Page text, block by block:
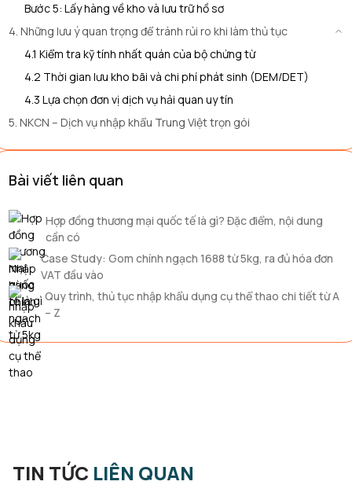
Bước 5: Lấy hàng về kho và lưu trữ hồ sơ
4. Những lưu ý quan trọng để tránh rủi ro khi làm thủ tục
4.1 Kiểm tra kỹ tính nhất quán của bộ chứng từ
4.2 Thời gian lưu kho bãi và chi phí phát sinh (DEM/DET)
4.3 Lựa chọn đơn vị dịch vụ hải quan uy tín
5. NKCN – Dịch vụ nhập khẩu Trung Việt trọn gói
Bài viết liên quan
Hợp đồng thương mại quốc tế là gì? Đặc điểm, nội dung
cần có
Case Study: Gom chính ngạch 1688 từ 5kg, ra đủ hóa đơn
VAT đầu vào
Quy trình, thủ tục nhập khẩu dụng cụ thể thao chi tiết từ A
– Z
TIN TỨC LIÊN QUAN